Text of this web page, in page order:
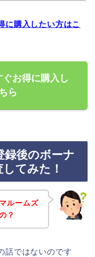
に購入したい方はこ
お得に購入し
ら
録後のボーナ
てみた！
ルームズ
？
話ではないのです